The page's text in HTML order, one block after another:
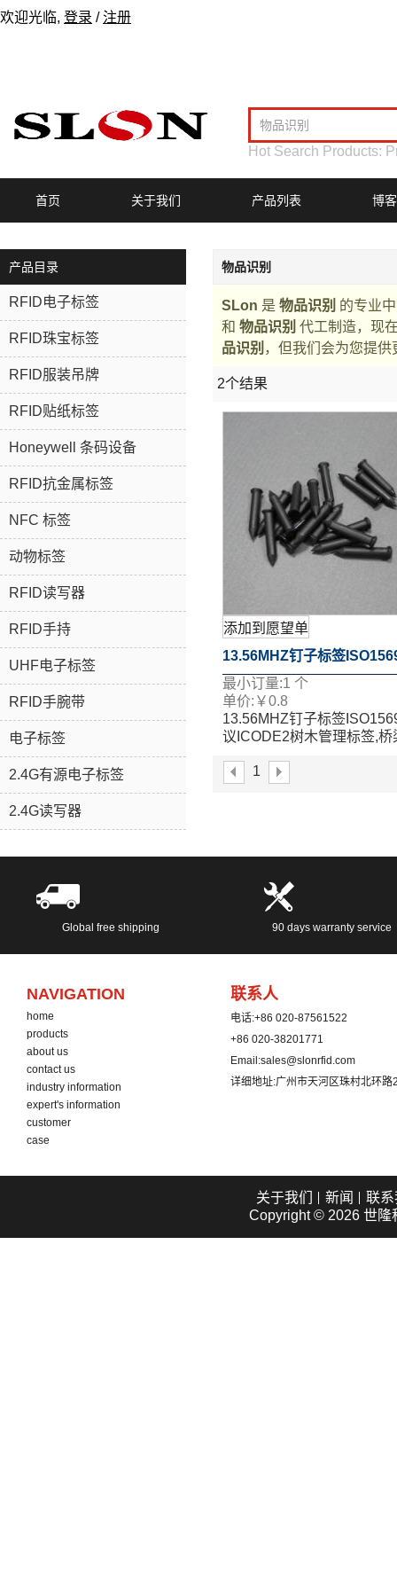
欢迎光临, 登录 / 注册
Hot Search Products:
首页 关于我们 产品列表 博客
产品目录
RFID电子标签
RFID珠宝标签
RFID服装吊牌
RFID贴纸标签
Honeywell 条码设备
RFID抗金属标签
NFC 标签
动物标签
RFID读写器
RFID手持
UHF电子标签
RFID手腕带
电子标签
2.4G有源电子标签
2.4G读写器
物品识别
SLon 是 物品识别 的专业
和 物品识别 代工制造，现
品识别 ，但我们会为您提供
2个结果
添加到愿望单
13.56MHZ钉子标签
议ICODE2树木管理标签,桥
理标签
最小订量:1 个
单价: ￥0.8
13.56MHZ钉子标签
议ICODE2树木管理标签,桥
1
Global free shipping 90 days warranty service
NAVIGATION
home
products
about us
contact us
industry information
expert's information
customer
case
联系人
电话:+86 020-87561522
+86 020-38201771
Email:sales@slonrfid.com
详细地址:广州市天河区珠村北环
关于我们 新闻
联
Copyright © 2026 世隆